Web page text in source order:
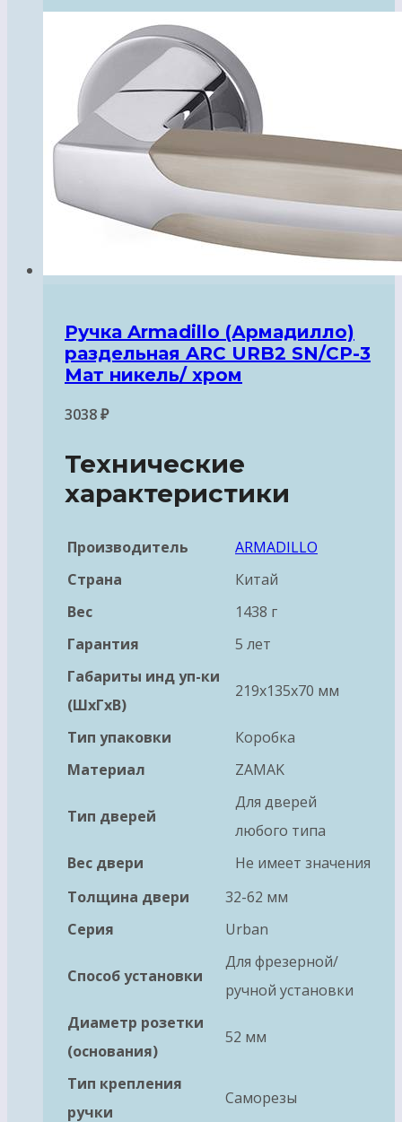
Ручка Armadillo (Армадилло)
раздельная ARC URB2 SN/CP-3
Мат никель/ хром
3038₽
Технические
характеристики
Производитель
ARMADILLO
Страна
Китай
Вес
1438 г
Гарантия
5 лет
Габариты инд уп-ки
(ШхГхВ)
219x135x70 мм
Тип упаковки
Коробка
Материал
ZAMAK
Тип дверей
Для дверей
любого типа
Вес двери
Не имеет значения
Толщина двери
32-62 мм
Серия
Urban
Способ установки
Для фрезерной/
ручной установки
Диаметр розетки
(основания)
52 мм
Тип крепления
ручки
Саморезы